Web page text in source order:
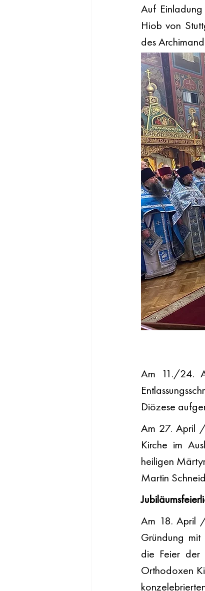
Auf
Hiob von
des
Am 11./24.
Diözese
Am 27. April /
Kirche im
heiligen
Martin
Am 18. April
Gründung mit
die Feier der
Orthodoxen